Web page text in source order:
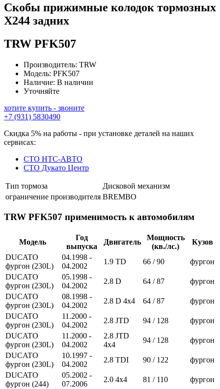
Скобы прижимные колодок тормозных
Х244 задних
TRW PFK507
Производитель: TRW
Модель: PFK507
Наличие: В наличии
Уточняйте
хотите купить - звоните
+7 (931) 5830490
Скидка 5% на работы - при установке деталей на наших
сервисах:
СТО НТС-АВТО
СТО Дукато Центр
Тип тормоза
Дисковой механизм
ограничение производителя BREMBO
TRW PFK507 применимость к автомобилям
Модель
Год
выпуска
Двигатель
Мощность
(кв./лс.)
Кузов
DUCATO
фургон (230L)
04.1998 -
04.2002
1.9 TD 66 / 90
фургон
DUCATO
фургон (230L)
05.1998 -
04.2002
2.8 D 64 / 87
фургон
DUCATO
фургон (230L)
08.1998 -
04.2002
2.8 D 4x4 64 / 87
фургон
DUCATO
фургон (230L)
11.2000 -
04.2002
2.8 JTD 94 / 128
фургон
DUCATO
фургон (230L)
11.2000 -
04.2002
2.8 JTD
4x4
94 / 128
фургон
DUCATO
фургон (230L)
10.1997 -
04.2002
2.8 TDI 90 / 122
фургон
DUCATO
фургон (244)
05.2002 -
07.2006
2.0 4x4 81 / 110
фургон